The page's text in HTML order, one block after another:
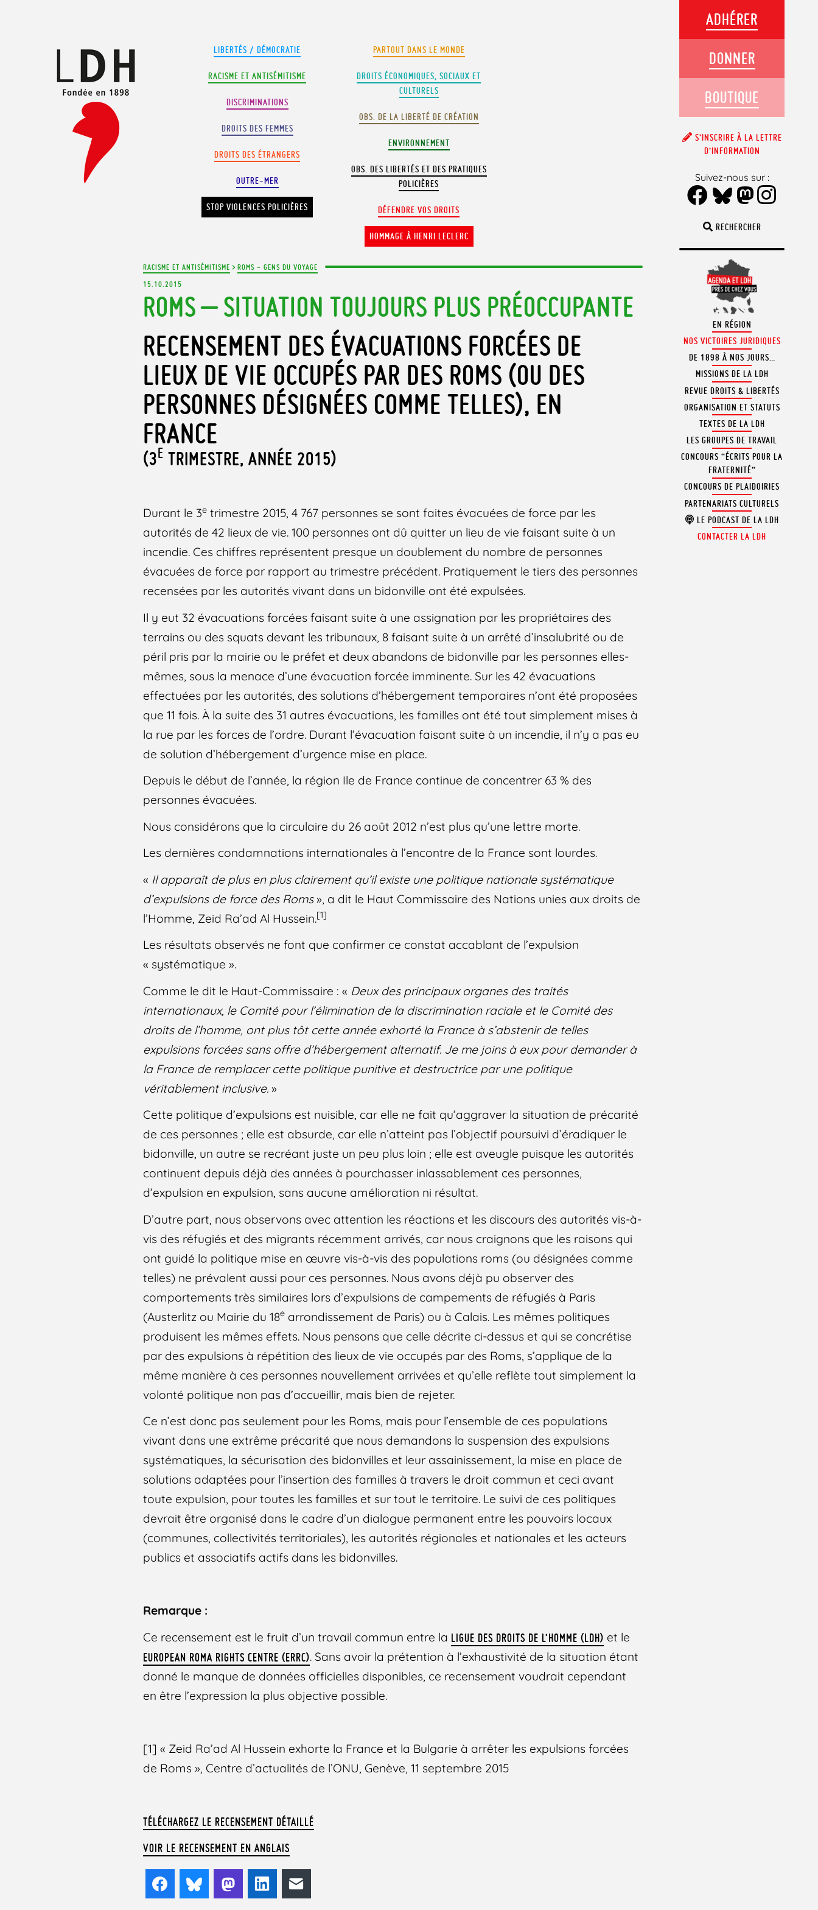
LIBERTÉS / DÉMOCRATIE
RACISME ET ANTISÉMITISME
DISCRIMINATIONS
DROITS DES FEMMES
DROITS DES ÉTRANGERS
OUTRE-MER
STOP VIOLENCES POLICIÈRES
PARTOUT DANS LE MONDE
DROITS ÉCONOMIQUES, SOCIAUX ET
CULTURELS
OBS. DE LA LIBERTÉ DE CRÉATION
ENVIRONNEMENT
OBS. DES LIBERTÉS ET DES PRATIQUES
POLICIÈRES
DÉFENDRE VOS DROITS
HOMMAGE À HENRI LECLERC
RACISME ET ANTISÉMITISME >ROMS - GENS DU VOYAGE
15.10.2015
ROMS – SITUATION TOUJOURS PLUS PRÉOCCUPANTE
RECENSEMENT DES ÉVACUATIONS FORCÉES DE
LIEUX DE VIE OCCUPÉS PAR DES ROMS (OU DES
PERSONNES DÉSIGNÉES COMME TELLES), EN
FRANCE
(3E TRIMESTRE, ANNÉE 2015)
Durant le 3e trimestre 2015, 4 767 personnes se sont faites évacuées de force par les
autorités de 42 lieux de vie. 100 personnes ont dû quitter un lieu de vie faisant suite à un
incendie. Ces chiffres représentent presque un doublement du nombre de personnes
évacuées de force par rapport au trimestre précédent. Pratiquement le tiers des personnes
recensées par les autorités vivant dans un bidonville ont été expulsées.
Il y eut 32 évacuations forcées faisant suite à une assignation par les propriétaires des
terrains ou des squats devant les tribunaux, 8 faisant suite à un arrêté d’insalubrité ou de
péril pris par la mairie ou le préfet et deux abandons de bidonville par les personnes elles-
mêmes, sous la menace d’une évacuation forcée imminente. Sur les 42 évacuations
effectuées par les autorités, des solutions d’hébergement temporaires n’ont été proposées
que 11 fois. À la suite des 31 autres évacuations, les familles ont été tout simplement mises à
la rue par les forces de l’ordre. Durant l’évacuation faisant suite à un incendie, il n’y a pas eu
de solution d’hébergement d’urgence mise en place.
Depuis le début de l’année, la région Ile de France continue de concentrer 63 % des
personnes évacuées.
Nous considérons que la circulaire du 26 août 2012 n’est plus qu’une lettre morte.
Les dernières condamnations internationales à l’encontre de la France sont lourdes.
« Il apparaît de plus en plus clairement qu’il existe une politique nationale systématique
d’expulsions de force des Roms», a dit le Haut Commissaire des Nations unies aux droits de
l’Homme, Zeid Ra’ad Al Hussein.[1]
Les résultats observés ne font que confirmer ce constat accablant de l’expulsion
« systématique ».
Comme le dit le Haut-Commissaire : « Deux des principaux organes des traités
internationaux, le Comité pour l’élimination de la discrimination raciale et le Comité des
droits de l’homme, ont plus tôt cette année exhorté la France à s’abstenir de telles
expulsions forcées sans offre d’hébergement alternatif. Je me joins à eux pour demander à
la France de remplacer cette politique punitive et destructrice par une politique
véritablement inclusive.»
Cette politique d’expulsions est nuisible, car elle ne fait qu’aggraver la situation de précarité
de ces personnes ; elle est absurde, car elle n’atteint pas l’objectif poursuivi d’éradiquer le
bidonville, un autre se recréant juste un peu plus loin ; elle est aveugle puisque les autorités
continuent depuis déjà des années à pourchasser inlassablement ces personnes,
d’expulsion en expulsion, sans aucune amélioration ni résultat.
D’autre part, nous observons avec attention les réactions et les discours des autorités vis-à-
vis des réfugiés et des migrants récemment arrivés, car nous craignons que les raisons qui
ont guidé la politique mise en œuvre vis-à-vis des populations roms (ou désignées comme
telles) ne prévalent aussi pour ces personnes. Nous avons déjà pu observer des
comportements très similaires lors d’expulsions de campements de réfugiés à Paris
(Austerlitz ou Mairie du 18e arrondissement de Paris) ou à Calais. Les mêmes politiques
produisent les mêmes effets. Nous pensons que celle décrite ci-dessus et qui se concrétise
par des expulsions à répétition des lieux de vie occupés par des Roms, s’applique de la
même manière à ces personnes nouvellement arrivées et qu’elle reflète tout simplement la
volonté politique non pas d’accueillir, mais bien de rejeter.
Ce n’est donc pas seulement pour les Roms, mais pour l’ensemble de ces populations
vivant dans une extrême précarité que nous demandons la suspension des expulsions
systématiques, la sécurisation des bidonvilles et leur assainissement, la mise en place de
solutions adaptées pour l’insertion des familles à travers le droit commun et ceci avant
toute expulsion, pour toutes les familles et sur tout le territoire. Le suivi de ces politiques
devrait être organisé dans le cadre d’un dialogue permanent entre les pouvoirs locaux
(communes, collectivités territoriales), les autorités régionales et nationales et les acteurs
publics et associatifs actifs dans les bidonvilles.
Remarque :
Ce recensement est le fruit d’un travail commun entre la LIGUE DES DROITS DE L’HOMME (LDH) et le
EUROPEAN ROMA RIGHTS CENTRE (ERRC). Sans avoir la prétention à l’exhaustivité de la situation étant
donné le manque de données officielles disponibles, ce recensement voudrait cependant
en être l’expression la plus objective possible.
[1] « Zeid Ra’ad Al Hussein exhorte la France et la Bulgarie à arrêter les expulsions forcées
de Roms », Centre d’actualités de l’ONU, Genève, 11 septembre 2015
TÉLÉCHARGEZ LE RECENSEMENT DÉTAILLÉ
VOIR LE RECENSEMENT EN ANGLAIS
FacebookBlueskyMastodonLinkedIn
RECHERCHER
EN RÉGION
NOS VICTOIRES JURIDIQUES
DE 1898 À NOS JOURS…
MISSIONS DE LA LDH
REVUE DROITS & LIBERTÉS
ORGANISATION ET STATUTS
TEXTES DE LA LDH
LES GROUPES DE TRAVAIL
CONCOURS “ÉCRITS POUR LA
FRATERNITÉ”
CONCOURS DE PLAIDOIRIES
PARTENARIATS CULTURELS
LE PODCAST DE LA LDH
CONTACTER LA LDH
ADHÉRER
DONNER
BOUTIQUE
S’INSCRIRE À LA LETTRE
D’INFORMATION
Suivez-nous sur :